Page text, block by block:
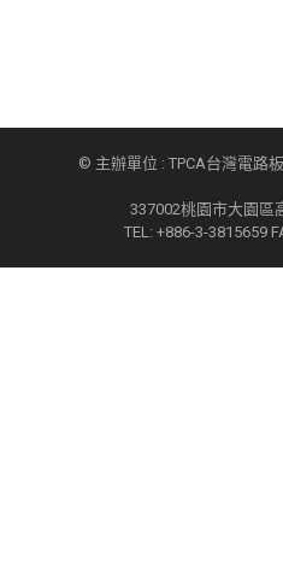
© 主辦單位 : TPCA台灣電路
337002桃園市大園區
TEL: +886-3-3815659